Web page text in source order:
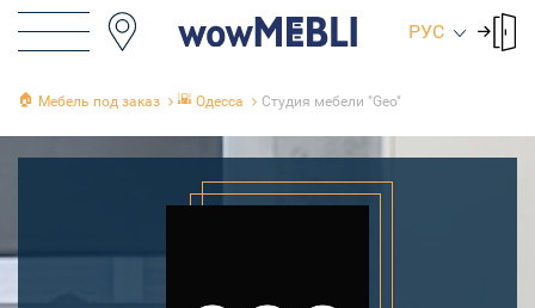
РУС
🏠 Мебель под заказ 🌇 Одесса Студия мебели "Geo"